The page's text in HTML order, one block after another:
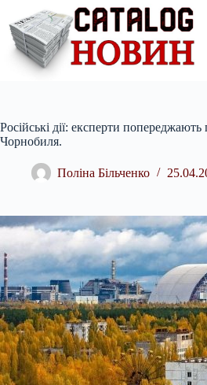
вмісту
Російські дії: експерти
Чорнобиля.
Поліна Більченко